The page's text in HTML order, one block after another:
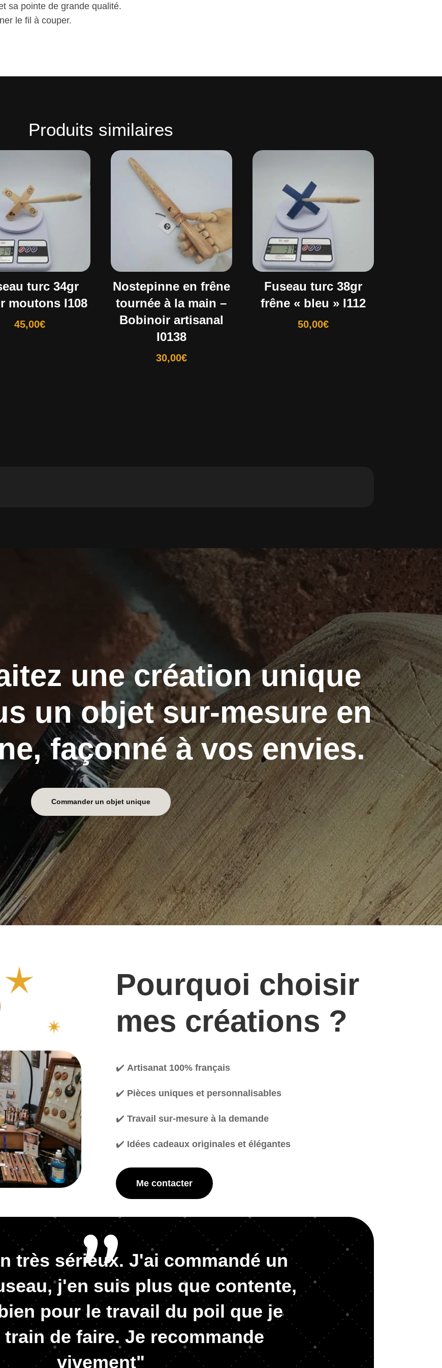
sa pointe de grande qualité.
le fil à couper.
Produits similaires
turc 34gr
moutons I108
45,00€
Nostepinne en frêne
tournée à la main –
Bobinoir artisanal
I0138
30,00€
Fuseau turc 38gr
frêne « bleu » I112
50,00€
une création unique
un objet sur-mesure en
façonné à vos envies.
Commander un objet unique
Pourquoi choisir
mes créations ?
✔️ Artisanat 100% français
✔️ Pièces uniques et personnalisables
✔️ Travail sur-mesure à la demande
✔️ Idées cadeaux originales et élégantes
Me contacter
très sérieux. J'ai commandé un
j'en suis plus que contente,
pour le travail du poil que je
de faire. Je recommande
vivement"